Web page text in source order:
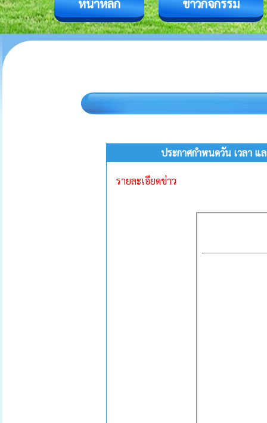
หน้าหลัก ข่าวกิจกรรม
ประกาศกำหนดวัน เวลา แ
รายละเอียดข่าว